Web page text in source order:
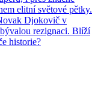
elitní světové pětky.
Djokovič v
rezignaci. Blíží
historie?